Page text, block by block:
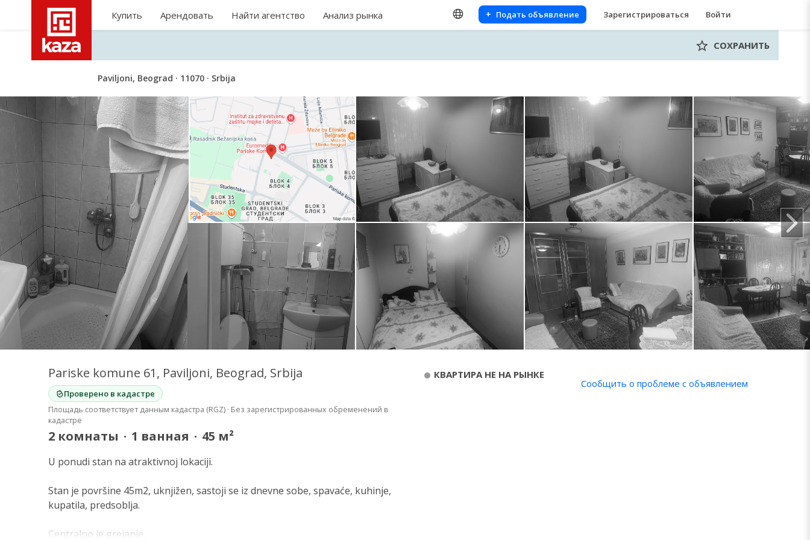
Купить Арендовать Найти агентство Анализ рынка + Подать объявление Зарегистрироваться Войти
СОХРАНИТЬ
Paviljoni, Beograd · 11070 · Srbija
Pariske komune 61, Paviljoni, Beograd, Srbija
Проверено в кадастре
Площадь соответствует данным кадастра (RGZ) · Без зарегистрированных обременений в
кадастре
2 комнаты · 1 ванная · 45 м²
U ponudi stan na atraktivnoj lokaciji.
Stan je površine 45m2, uknjižen, sastoji se iz dnevne sobe, spavaće, kuhinje,
kupatila, predsoblja.
Centralno je grejanje.
КВАРТИРА НЕ НА РЫНКЕ
Сообщить о проблеме с объявлением